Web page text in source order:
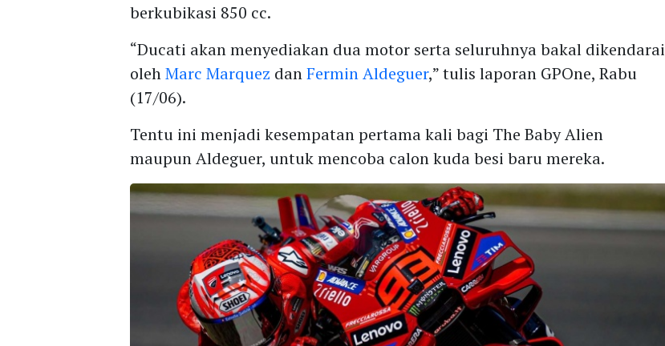
berkubikasi 850 cc.
“Ducati akan menyediakan dua motor serta seluruhnya bakal dikendarai
olehMarc Marquez danFermin Aldeguer,” tulis laporan GPOne, Rabu
(17/06).
Tentu ini menjadi kesempatan pertama kali bagi The Baby Alien
maupun Aldeguer, untuk mencoba calon kuda besi baru mereka.